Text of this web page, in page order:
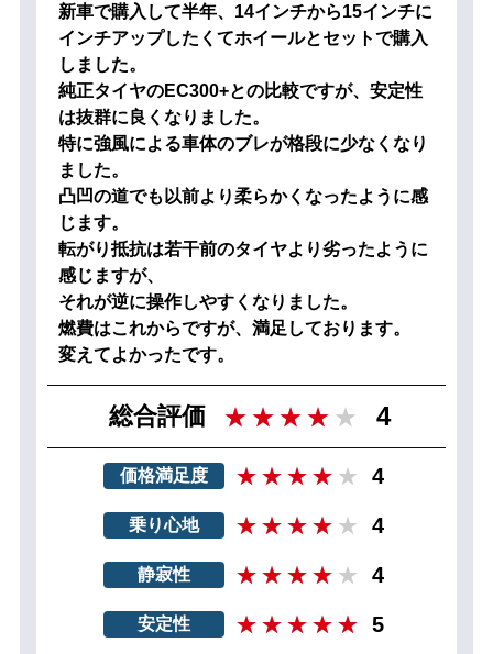
新車で購入して半年、14インチから15インチに
インチアップしたくてホイールとセットで購入
しました。
純正タイヤのEC300+との比較ですが、安定性
は抜群に良くなりました。
特に強風による車体のブレが格段に少なくなり
ました。
凸凹の道でも以前より柔らかくなったように感
じます。
転がり抵抗は若干前のタイヤより劣ったように
感じますが、
それが逆に操作しやすくなりました。
燃費はこれからですが、満足しております。
変えてよかったです。
総合評価 4
価格満足度 4
乗り心地 4
静寂性 4
安定性 5